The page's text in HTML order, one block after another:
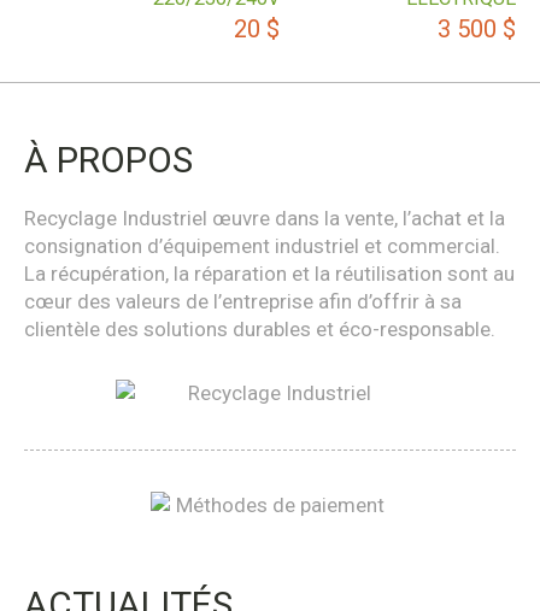
3 500 $
20 $
À PROPOS
Recyclage Industriel œuvre dans la vente, l’achat et la
consignation d’équipement industriel et commercial.
La récupération, la réparation et la réutilisation sont au
cœur des valeurs de l’entreprise afin d’offrir à sa
clientèle des solutions durables et éco-responsable.